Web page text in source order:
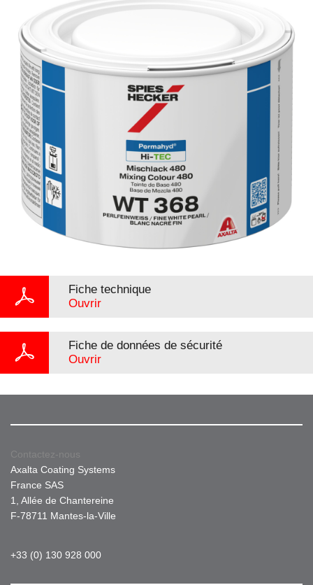
Fiche technique
Ouvrir
Fiche de données de sécurité
Ouvrir
Contactez-nous
Axalta Coating Systems
France SAS
1, Allée de Chantereine
F-78711 Mantes-la-Ville
+33 (0) 130 928 000